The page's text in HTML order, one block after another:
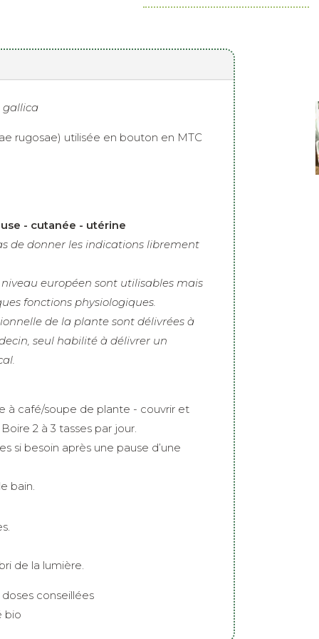
gallica
rugosae) utilisée en bouton en MTC
- cutanée - utérine
de donner les indications librement
européen sont utilisables mais
fonctions physiologiques.
de la plante sont délivrées à
seul habilité à délivrer un
à café/soupe de plante - couvrir et
2 à 3 tasses par jour.
si besoin après une pause d’une
bain.
de la lumière.
conseillées
bio